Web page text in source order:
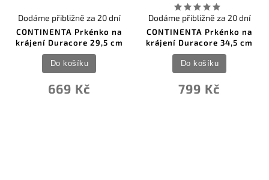
CONTINENTA Prkénko na
krájení Duracore 29,5 cm
Dodáme přibližně za 20 dní
669 Kč
Do košíku
CONTINENTA Prkénko na
krájení Duracore 34,5 cm
Dodáme přibližně za 20 dní
799 Kč
Do košíku